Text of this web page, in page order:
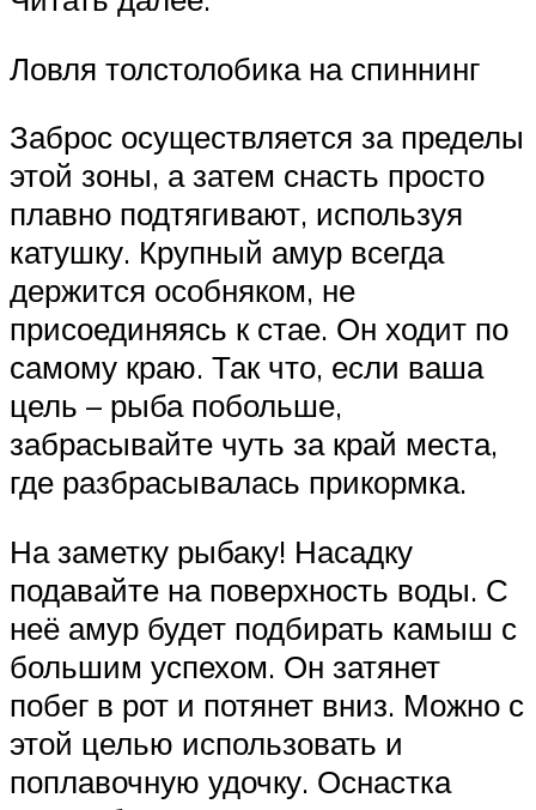
Ловля толстолобика на спиннинг
Заброс осуществляется за пределы
этой зоны, а затем снасть просто
плавно подтягивают, используя
катушку. Крупный амур всегда
держится особняком, не
присоединяясь к стае. Он ходит по
самому краю. Так что, если ваша
цель – рыба побольше,
забрасывайте чуть за край места,
где разбрасывалась прикормка.
На заметку рыбаку! Насадку
подавайте на поверхность воды. С
неё амур будет подбирать камыш с
большим успехом. Он затянет
побег в рот и потянет вниз. Можно с
этой целью использовать и
поплавочную удочку. Оснастка